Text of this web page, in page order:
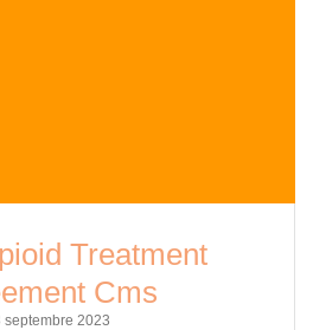
Treatment
Cms
septembre 2023